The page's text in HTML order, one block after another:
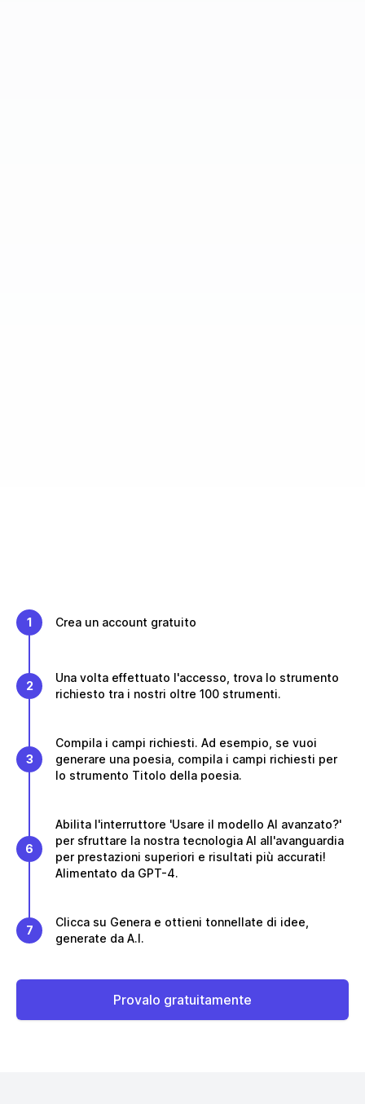
1 Crea un account gratuito
2
Una volta effettuato l'accesso, trova lo strumento
richiesto tra i nostri oltre 100 strumenti.
3
Compila i campi richiesti. Ad esempio, se vuoi
generare una poesia, compila i campi richiesti per
lo strumento Titolo della poesia.
6
Abilita l'interruttore 'Usare il modello AI avanzato?'
per sfruttare la nostra tecnologia AI all'avanguardia
per prestazioni superiori e risultati più accurati!
Alimentato da GPT-4.
7
Clicca su Genera e ottieni tonnellate di idee,
generate da A.I.
Provalo gratuitamente